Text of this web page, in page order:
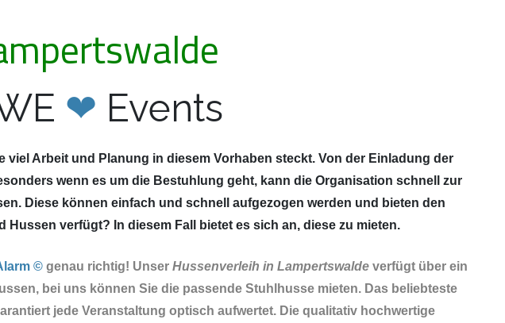
❤ Events
Arbeit und Planung in diesem Vorhaben steckt. Von der Einladung der
wenn es um die Bestuhlung geht, kann die Organisation schnell zur
Diese können einfach und schnell aufgezogen werden und bieten den
verfügt? In diesem Fall bietet es sich an, diese zu mieten.
© genau richtig! Unser Hussenverleih in Lampertswalde verfügt über ein
bei uns können Sie die passende Stuhlhusse mieten. Das beliebteste
jede Veranstaltung optisch aufwertet. Die qualitativ hochwertige